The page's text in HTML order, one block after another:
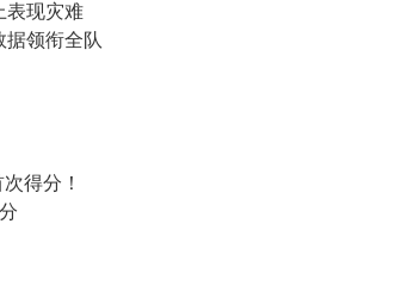
表现灾难
领衔全队
得分！